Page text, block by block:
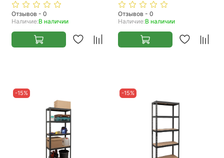
Отзывов - 0
Наличие:В наличии
Отзывов - 0
Наличие:В наличии
-15% -15%